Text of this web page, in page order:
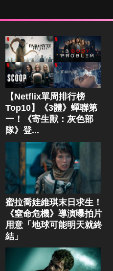
【Netflix單周排行榜
Top10】《3體》蟬聯第
一！《寄生獸：灰色部
隊》登...
蜜拉喬娃維琪末日求生！
《窒命危機》導演曝拍片
用意「地球可能明天就終
結」